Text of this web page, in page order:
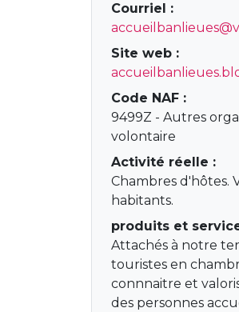
Courriel :
Site web :
Code NAF :
9499Z - Autres
volontaire
Activité réelle :
Chambres d'hôtes.
habitants.
produits et
Attachés à notre
touristes en
connnaitre et
des personnes